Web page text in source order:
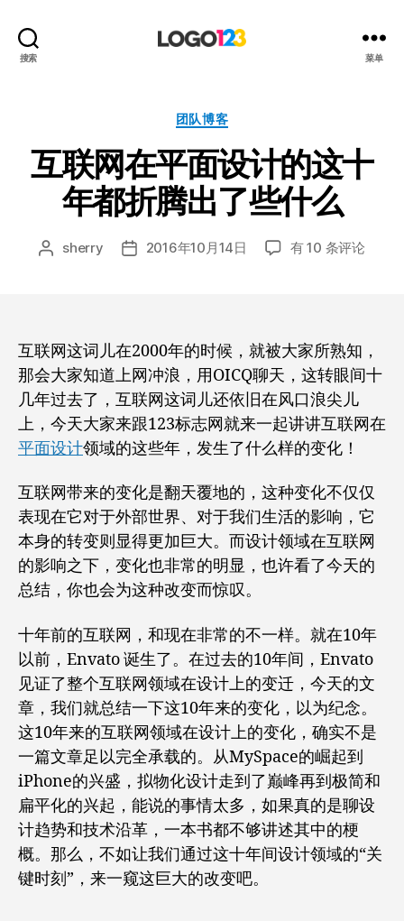
搜索
设
计
博
客
菜单
分
团队博客
互联网在平面设计的这十
年都折腾出了些什么
文 sherry
发 2016年10月14日
互
面
设
计
的
这
十
都
折
腾
出
了
么
有 10 条评论
互联网这词儿在2000年的时候，就被大家所熟知，
那会大家知道上网冲浪，用OICQ聊天，这转眼间十
几年过去了，互联网这词儿还依旧在风口浪尖儿
上，今天大家来跟123标志网就来一起讲讲互联网在
平面设计领域的这些年，发生了什么样的变化！
互联网带来的变化是翻天覆地的，这种变化不仅仅
表现在它对于外部世界、对于我们生活的影响，它
本身的转变则显得更加巨大。而设计领域在互联网
的影响之下，变化也非常的明显，也许看了今天的
总结，你也会为这种改变而惊叹。
十年前的互联网，和现在非常的不一样。就在10年
以前，Envato 诞生了。在过去的10年间，Envato
见证了整个互联网领域在设计上的变迁，今天的文
章，我们就总结一下这10年来的变化，以为纪念。
这10年来的互联网领域在设计上的变化，确实不是
一篇文章足以完全承载的。从MySpace的崛起到
iPhone的兴盛，拟物化设计走到了巅峰再到极简和
扁平化的兴起，能说的事情太多，如果真的是聊设
计趋势和技术沿革，一本书都不够讲述其中的梗
概。那么，不如让我们通过这十年间设计领域的“关
键时刻”，来一窥这巨大的改变吧。